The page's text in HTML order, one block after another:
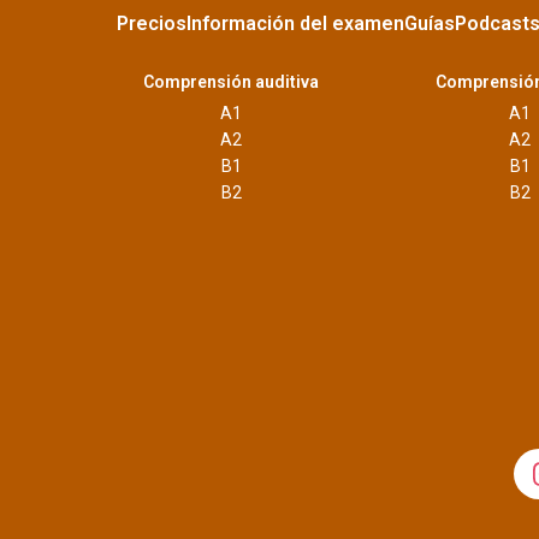
PreciosInformación del examenGuíasPodcasts
Comprensión auditiva
A1
A2
B1
B2
A1
A2
B1
B2